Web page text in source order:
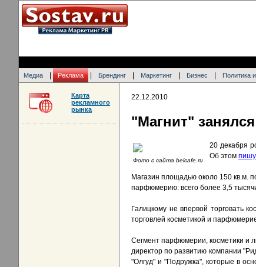
Медиа Реклама Брендинг Маркетинг Бизнес Политика
22.12.2010
"Магнит"
Фото с сайта belcafe.ru
20 декабря
Об этом
Магазин площадью около 150 кв.м.
парфюмерию: всего более 3,5
Галицкому не впервой торговать
торговлей косметикой и
Сегмент парфюмерии, косметики и
директор по развитию компании
"Олгуд" и "Подружка", которые в
Карта
рекламного
рынка